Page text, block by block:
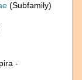
(Subfamily)
-